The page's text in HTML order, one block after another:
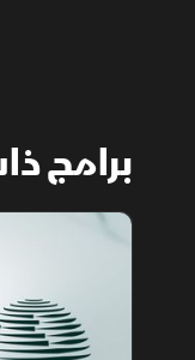
برامج
مع الشرق الأوسط